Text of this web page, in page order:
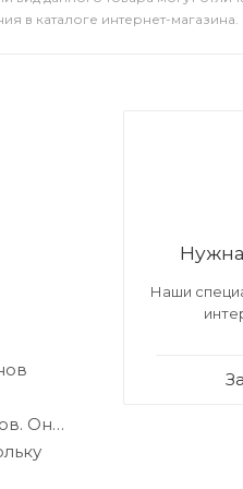
в каталоге интернет-магазина.
Он
Наши